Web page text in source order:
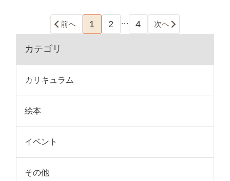
前へ 1 2 … 4 次へ
カテゴリ
カリキュラム
絵本
イベント
その他